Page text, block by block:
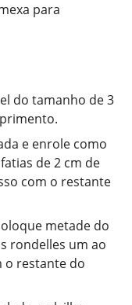
para
do tamanho de 3
e enrole como
de 2 cm de
com o restante
metade do
rondelles um ao
o restante do